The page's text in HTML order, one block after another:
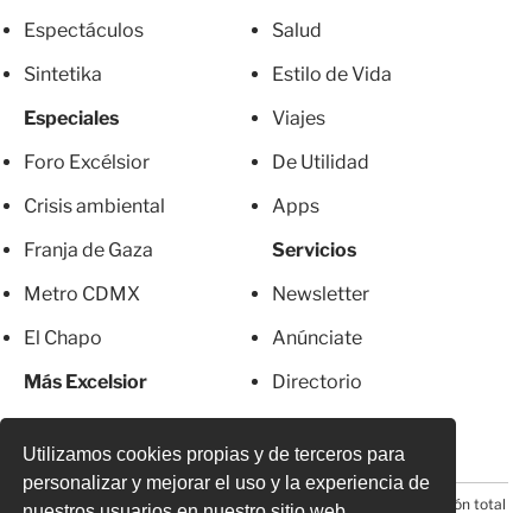
Utilizamos cookies propias y de terceros para
personalizar y mejorar el uso y la experiencia de
Espectáculos
Sintetika
Especiales
Foro Excélsior
Crisis ambiental
Franja de Gaza
Metro CDMX
El Chapo
Más Excelsior
Mujeres
Salud
Estilo de Vida
Viajes
De Utilidad
Apps
Servicios
Newsletter
Anúnciate
Directorio
Suscripciones
© 2026 Todos los derechos reservados. Prohibida la reproducción total